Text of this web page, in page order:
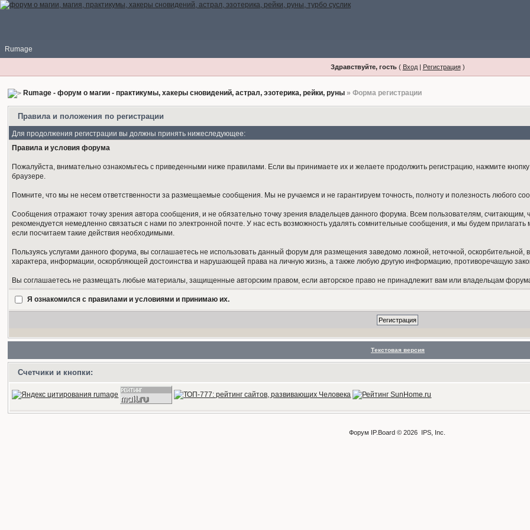
Rumage
Здравствуйте, гость( Вход| Регистрация)
Rumage - форум о магии - практикумы, хакеры сновидений, астрал, эзотерика, рейки, руны » Форма регистрации
Правила и положения по регистрации
Для продолжения регистрации вы должны принять нижеследующее:
Правила и условия форума
Пожалуйста, внимательно ознакомьтесь с приведенными ниже правилами. Если вы принимаете их и желаете продолжить регистрацию, нажмите
браузере.
Помните, что мы не несем ответственности за размещаемые сообщения. Мы не ручаемся и не гарантируем точность, полноту и полезность любого
Сообщения отражают точку зрения автора сообщения, и не обязательно точку зрения владельцев данного форума. Всем пользователям,
рекомендуется немедленно связаться с нами по электронной почте. У нас есть возможность удалять сомнительные сообщения, и мы будем
если посчитаем такие действия необходимыми.
Пользуясь услугами данного форума, вы соглашаетесь не использовать данный форум для размещения заведомо ложной, неточной,
характера, информации, оскорбляющей достоинства и нарушающей права на личную жизнь, а также любую другую информацию, противоречащую
Вы соглашаетесь не размещать любые материалы, защищенные авторским правом, если авторское право не принадлежит вам или владельцам
Я ознакомился с правилами и условиями и принимаю их.
Текстовая версия
Счетчики и кнопки:
Форум IP.Board © 2026 IPS, Inc